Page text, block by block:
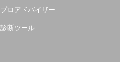
プロアドバイザー
診断ツール